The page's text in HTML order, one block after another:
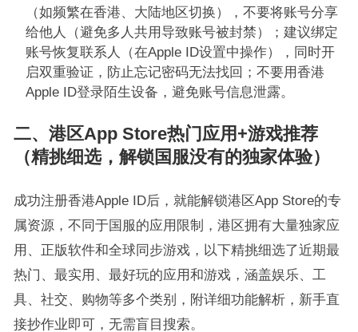
（如频繁在香港、大陆地区切换），不要将账号分享
给他人（避免多人共用导致账号被封禁）；建议绑定
账号恢复联系人（在Apple ID设置中操作），同时开
启双重验证，防止忘记密码无法找回；不要用香港
Apple ID登录陌生设备，避免账号信息泄露。
二、港区App Store热门应用+游戏推荐
（精挑细选，解锁国服没有的独家体验）
成功注册香港Apple ID后，就能解锁港区App Store的专
属资源，不同于国服的应用限制，港区拥有大量独家应
用、正版软件和全球同步游戏，以下精挑细选了近期最
热门、最实用、最好玩的应用和游戏，涵盖娱乐、工
具、社交、购物等多个类别，附详细功能解析，新手直
接抄作业即可，无需盲目搜索。